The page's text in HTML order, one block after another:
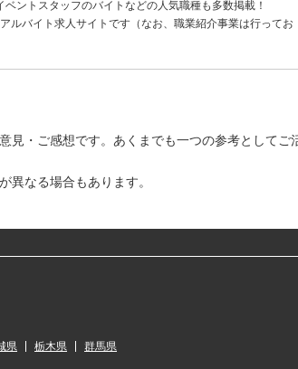
ントスタッフのバイトなどの人気職種も多数掲載！
ルバイト求人サイトです（なお、職業紹介事業は行ってお
見・ご感想です。あくまでも一つの参考としてご
なる場合もあります。
県 栃木県 群馬県